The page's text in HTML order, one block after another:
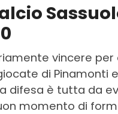
vincere
di Pinamonti
difesa è tutta da
momento di